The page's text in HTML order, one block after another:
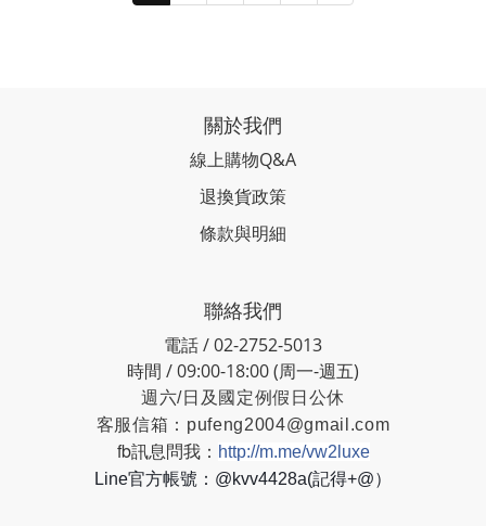
關於我們
線上購物Q&A
退換貨政策
條款與明細
聯絡我們
電話 / 02-2752-5013
時間 / 09:00-18:00 (周一-週五)
週六/日及國定例假日公休
客服信箱： pufeng2004@gmail.com
fb訊息問我： http://m.me/vw2luxe
Line官方帳號：@kvv4428a(記得+@）